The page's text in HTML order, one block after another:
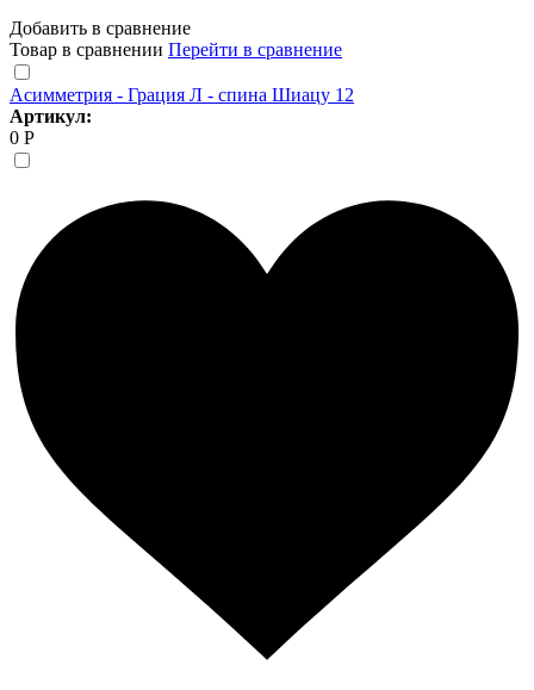
Добавить в сравнение
Товар в сравнении Перейти в сравнение
Асимметрия - Грация Л - спина Шиацу 12
Артикул:
0 Р